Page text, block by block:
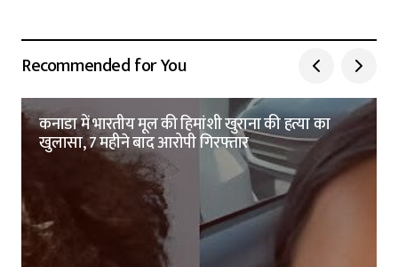
Recommended for You
कनाडा में भारतीय मूल की हिमांशी खुराना की हत्या का
खुलासा, 7 महीने बाद आरोपी गिरफ्तार